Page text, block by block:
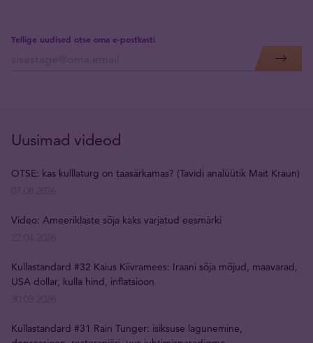
Tellige uudised otse oma e-postkasti
Uusimad videod
OTSE: kas kulllaturg on taasärkamas? (Tavidi analüütik Mait Kraun)
Video: Ameeriklaste sõja kaks varjatud eesmärki
Kullastandard #32 Kaius Kiivramees: Iraani sõja mõjud, maavarad,
USA dollar, kulla hind, inflatsioon
Kullastandard #31 Rain Tunger: isiksuse lagunemine,